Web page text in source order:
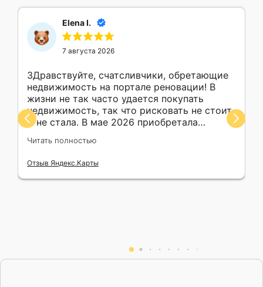
Elena I.
7 августа 2026
ЗДравствуйте, счатсливчики, обретающие
недвижимость на портале реновации! В
жизни не так часто удается покупать
недвижимость, так что рисковать не стоит.
Я не стала. В мае 2026 приобретала
в работе с ресурсами, консультирование,
сопровождение, поддержку моей покупки,
помог с выбором объекта. Безупречный
профессионализм, ответственность
успехов вам в финансовой и личной сфере,
хороших клиентов. Всех благ!
Читать полностью
Отзыв Яндекс.Карты